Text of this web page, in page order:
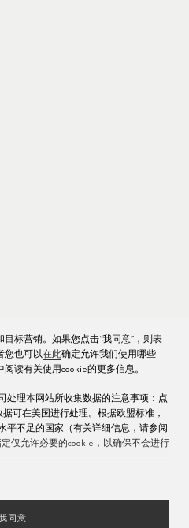
号
标营销。如果您点击“我同意”，则表
您也可以在此确定允许我们使用哪些
阅读有关使用cookie的更多信息。
处理本网站所收集数据的注意事项：点
可在美国进行处理。根据欧盟标准，
平不足的国家（有关详细信息，请参阅
定仅允许必要的cookie，以确保不会进行
同意